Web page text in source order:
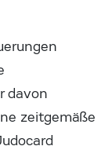
davon
zeitgemäße